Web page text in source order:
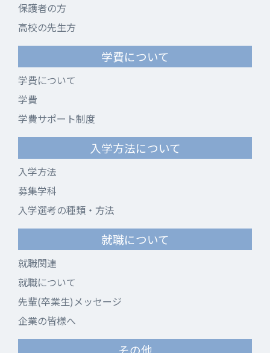
保護者の方
高校の先生方
学費について
学費について
学費
学費サポート制度
入学方法について
入学方法
募集学科
入学選考の種類・方法
就職について
就職関連
就職について
先輩(卒業生)メッセージ
企業の皆様へ